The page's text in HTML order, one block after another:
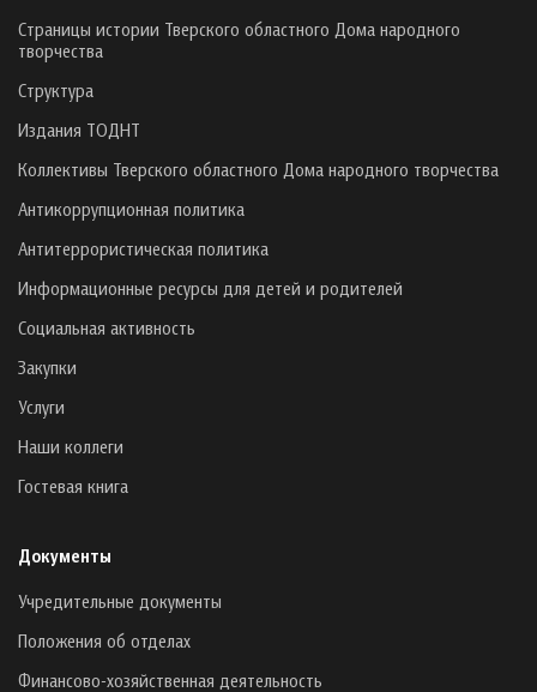
Страницы истории Тверского областного Дома народного
творчества
Структура
Издания ТОДНТ
Коллективы Тверского областного Дома народного творчества
Антикоррупционная политика
Антитеррористическая политика
Информационные ресурсы для детей и родителей
Социальная активность
Закупки
Услуги
Наши коллеги
Гостевая книга
Документы
Учредительные документы
Положения об отделах
Финансово-хозяйственная деятельность